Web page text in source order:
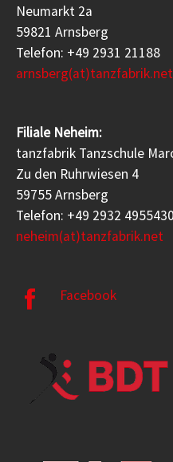
Neumarkt 2a
59821 Arnsberg
Telefon: +49 2931 21188
arnsberg(at)tanzfabrik.net
Filiale Neheim:
tanzfabrik Tanzschule
Zu den Ruhrwiesen 4
59755 Arnsberg
Telefon: +49 2932 4955430
neheim(at)tanzfabrik.net
Facebook